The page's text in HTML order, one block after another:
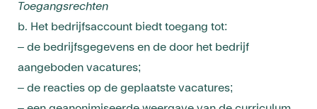
Toegangsrechten
b. Het bedrijfsaccount biedt toegang tot:
– de bedrijfsgegevens en de door het bedrijf
aangeboden vacatures;
– de reacties op de geplaatste vacatures;